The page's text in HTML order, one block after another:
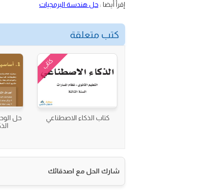
إقرأ أيضا :حل هندسة البرمجيات
كتب متعلقة
كتاب
كتاب الذكاء الاصطناعي
حل
شارك الحل مع اصدقائك